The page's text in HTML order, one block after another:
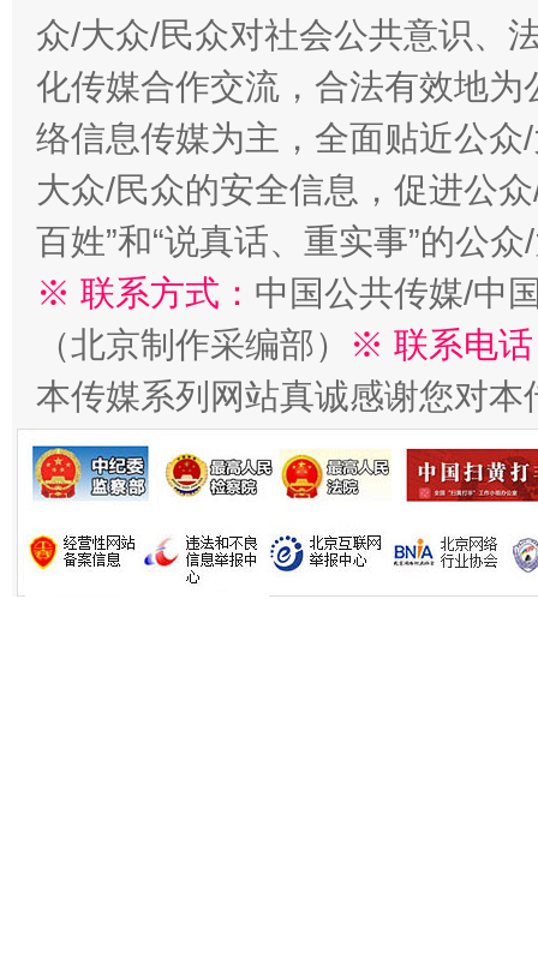
在谋一域中谋全局
今
魏明亮
众/大众/民众对社会公共意识、
化传媒合作交流，合法有效地
络信息传媒为主，全面贴近公
大众/民众的安全信息，促进公
百姓”和“说真话、重实事”的公
※ 联系方式： 中国公共传媒/中
（北京制作采编部）
※ 联系电
本传媒系列网站真诚感谢您对